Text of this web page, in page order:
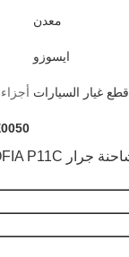
معدن
ايسوزو
قطع غيار السيارات